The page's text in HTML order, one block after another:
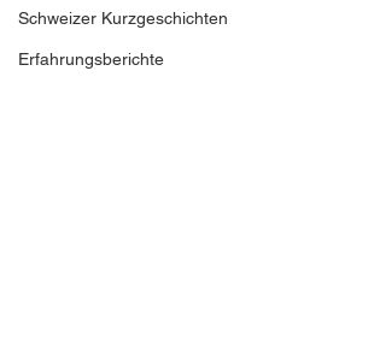
Schweizer Kurzgeschichten
Erfahrungsberichte